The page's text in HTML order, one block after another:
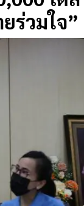
ร่วมใจ”